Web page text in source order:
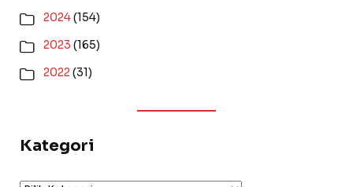
2024(154)
2023 (165)
2022(31)
Kategori